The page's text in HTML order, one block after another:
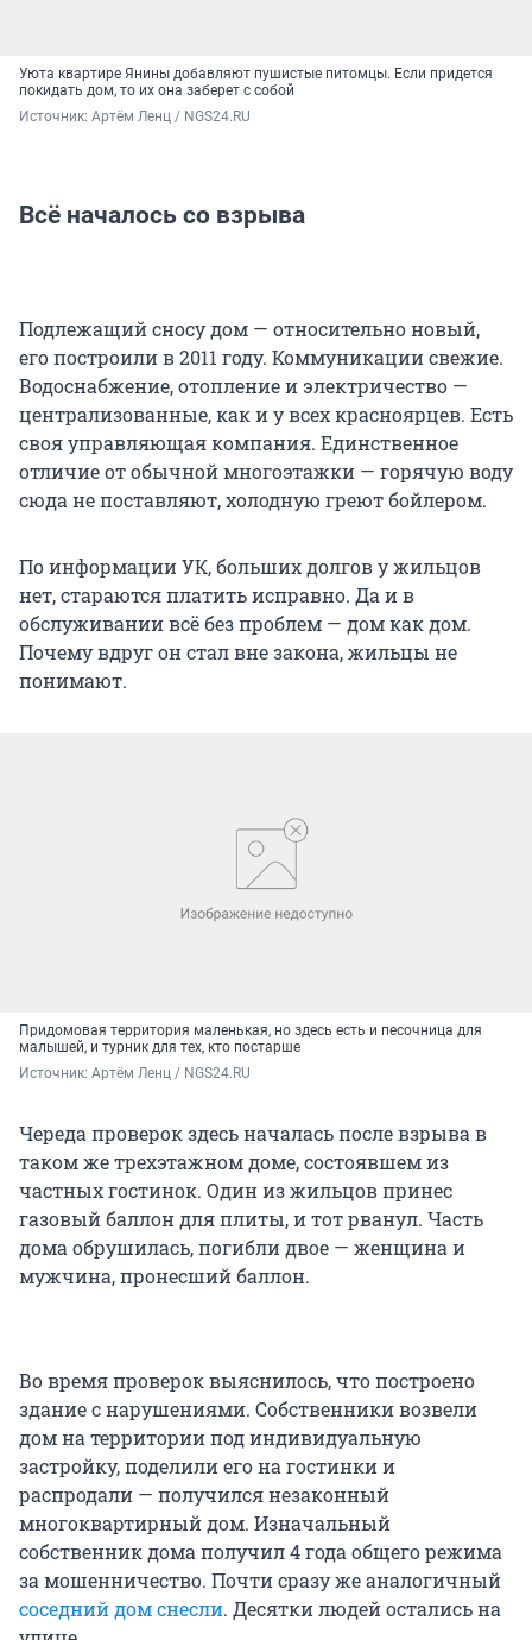
Уюта квартире Янины добавляют пушистые питомцы. Если придется
покидать дом, то их она заберет с собой
Источник: Артём Ленц / NGS24.RU
Всё началось со взрыва
Подлежащий сносу дом — относительно новый,
его построили в 2011 году. Коммуникации свежие.
Водоснабжение, отопление и электричество —
централизованные, как и у всех красноярцев. Есть
своя управляющая компания. Единственное
отличие от обычной многоэтажки — горячую воду
сюда не поставляют, холодную греют бойлером.
По информации УК, больших долгов у жильцов
нет, стараются платить исправно. Да и в
обслуживании всё без проблем — дом как дом.
Почему вдруг он стал вне закона, жильцы не
понимают.
Придомовая территория маленькая, но здесь есть и песочница для
малышей, и турник для тех, кто постарше
Источник: Артём Ленц / NGS24.RU
Череда проверок здесь началась после взрыва в
таком же трехэтажном доме, состоявшем из
частных гостинок. Один из жильцов принес
газовый баллон для плиты, и тот рванул. Часть
дома обрушилась, погибли двое — женщина и
мужчина, пронесший баллон.
Во время проверок выяснилось, что построено
здание с нарушениями. Собственники возвели
дом на территории под индивидуальную
застройку, поделили его на гостинки и
распродали — получился незаконный
многоквартирный дом. Изначальный
собственник дома получил 4 года общего режима
за мошенничество. Почти сразу же аналогичный
соседний дом снесли. Десятки людей остались на